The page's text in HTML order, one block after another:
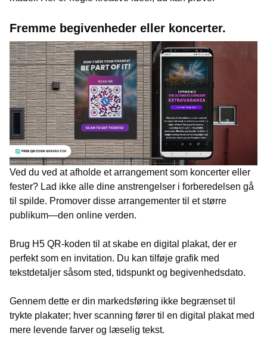
Fremme begivenheder eller koncerter.
Ved du ved at afholde et arrangement som koncerter eller
fester? Lad ikke alle dine anstrengelser i forberedelsen gå
til spilde. Promover disse arrangementer til et større
publikum—den online verden.
Brug H5 QR-koden til at skabe en digital plakat, der er
perfekt som en invitation. Du kan tilføje grafik med
tekstdetaljer såsom sted, tidspunkt og begivenhedsdato.
Gennem dette er din markedsføring ikke begrænset til
trykte plakater; hver scanning fører til en digital plakat med
mere levende farver og læselig tekst.